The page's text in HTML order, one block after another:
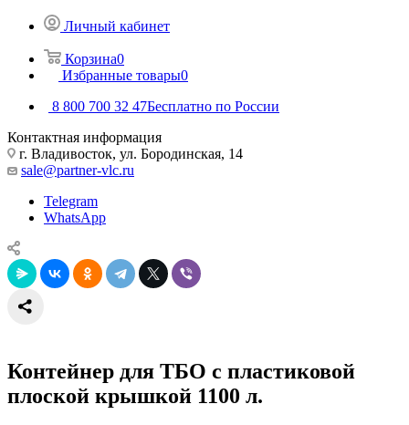
Личный кабинет
Корзина0
Избранные товары0
8 800 700 32 47Бесплатно по России
Контактная информация
г. Владивосток, ул. Бородинская, 14
sale@partner-vlc.ru
Telegram
WhatsApp
Контейнер для ТБО с пластиковой
плоской крышкой 1100 л.